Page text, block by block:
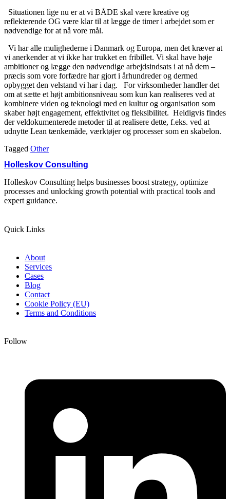
Situationen lige nu er at vi BÅDE skal være kreative og
reflekterende OG være klar til at lægge de timer i arbejdet som er
nødvendige for at nå vore mål.
Vi har alle mulighederne i Danmark og Europa, men det kræver at
vi anerkender at vi ikke har trukket en fribillet. Vi skal have høje
ambitioner og lægge den nødvendige arbejdsindsats i at nå dem –
præcis som vore forfædre har gjort i århundreder og dermed
opbygget den velstand vi har i dag. For virksomheder handler det
om at sætte et højt ambitionsniveau som kun kan realiseres ved at
kombinere viden og teknologi med en kultur og organisation som
skaber højt engagement, effektivitet og fleksibilitet. Heldigvis findes
der veldokumenterede metoder til at realisere dette, f.eks. ved at
udnytte Lean tænkemåde, værktøjer og processer som en skabelon.
Tagged Other
Holleskov Consulting
Holleskov Consulting helps businesses boost strategy, optimize
processes and unlocking growth potential with practical tools and
expert guidance.
Quick Links
About
Services
Cases
Blog
Contact
Cookie Policy (EU)
Terms and Conditions
Follow